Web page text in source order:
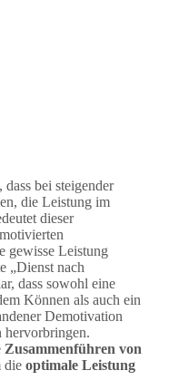
bei steigender
die Leistung im
dieser
gewisse Leistung
„Dienst nach
dass sowohl eine
Können als auch ein
Demotivation
hervorbringen.
Zusammenführen von
die optimale Leistung